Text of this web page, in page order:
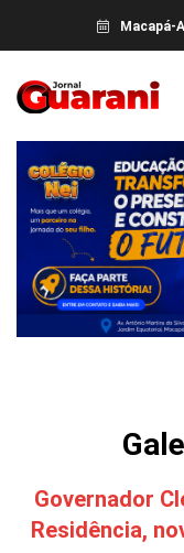
Macapá-
Governador
Residência,